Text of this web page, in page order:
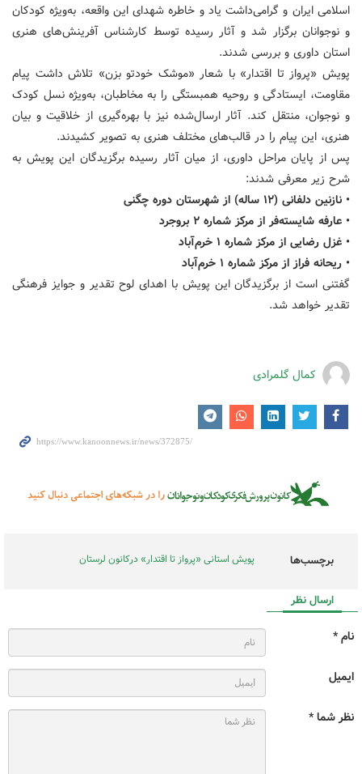
اسلامی ایران و گرامی‌داشت یاد و خاطره شهدای این واقعه، به‌ویژه کودکان
و نوجوانان برگزار شد و آثار رسیده توسط کارشناس آفرینش‌های هنری
استان داوری و بررسی شدند.
پویش «پرواز تا اقتدار» با شعار «موشک خودتو بزن» تلاش داشت پیام
مقاومت، ایستادگی و روحیه همبستگی را به مخاطبان، به‌ویژه نسل کودک
و نوجوان، منتقل کند. آثار ارسال‌شده نیز با بهره‌گیری از خلاقیت و بیان
هنری، این پیام را در قالب‌های مختلف هنری به تصویر کشیدند.
پس از پایان مراحل داوری، از میان آثار رسیده برگزیدگان این پویش به
شرح زیر معرفی شدند:
• نازنین دلفانی (۱۲ ساله) از شهرستان دوره چگنی
• عارفه شایسته‌فر از مرکز شماره ۲ بروجرد
• غزل رضایی از مرکز شماره ۱ خرم‌آباد
• ریحانه فراز از مرکز شماره ۱ خرم‌آباد
گفتنی است از برگزیدگان این پویش با اهدای لوح تقدیر و جوایز فرهنگی
تقدیر خواهد شد.
کمال گلمرادی
برچسب‌ها پویش استانی «پرواز تا اقتدار» درکانون لرستان
ارسال نظر
نام *
ایمیل
نظر شما *